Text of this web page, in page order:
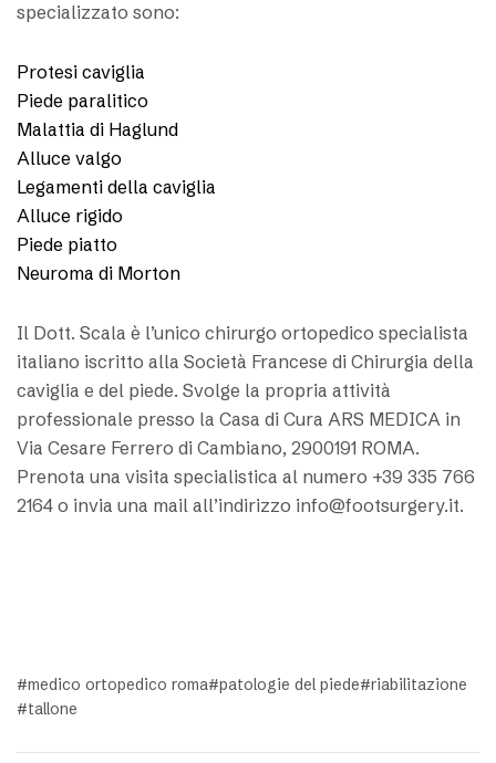
specializzato sono:
Protesi caviglia
Piede paralitico
Malattia di Haglund
Alluce valgo
Legamenti della caviglia
Alluce rigido
Piede piatto
Neuroma di Morton
Il Dott. Scala è l’unico chirurgo ortopedico specialista
italiano iscritto alla Società Francese di Chirurgia della
caviglia e del piede. Svolge la propria attività
professionale presso la Casa di Cura ARS MEDICA in
Via Cesare Ferrero di Cambiano, 2900191 ROMA.
Prenota una visita specialistica al numero +39 335 766
2164 o invia una mail all’indirizzo info@footsurgery.it.
medico ortopedico roma patologie del piede
riabilitazione
tallone